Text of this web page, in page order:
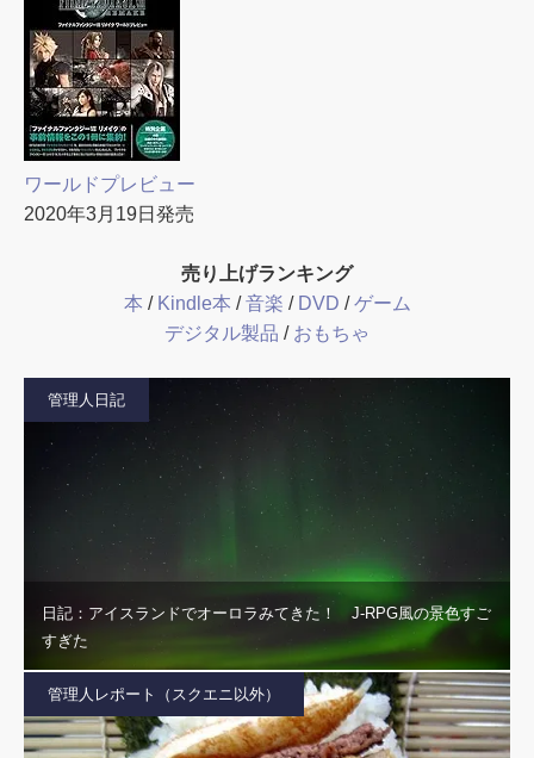
ワールドプレビュー
2020年3月19日発売
売り上げランキング
本 / Kindle本 /音楽 / DVD /ゲーム
デジタル製品 / おもちゃ
管理人日記
日記：アイスランドでオーロラみてきた！ J-RPG風の景色すご
すぎた
管理人レポート（スクエニ以外）